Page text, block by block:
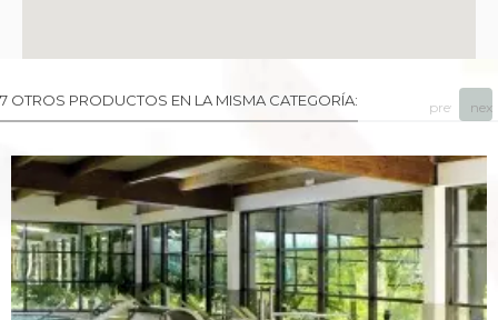
7 OTROS PRODUCTOS EN LA MISMA CATEGORÍA: prev next